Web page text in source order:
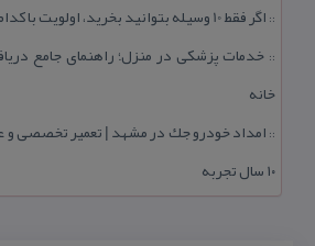
:: اگر فقط 10 وسیله بتوانید بخرید، اولویت با كدام تجهیزات است؟
:: خدمات پزشكی در منزل؛ راهنمای جامع
خانه
::
۱۰ سال تجربه